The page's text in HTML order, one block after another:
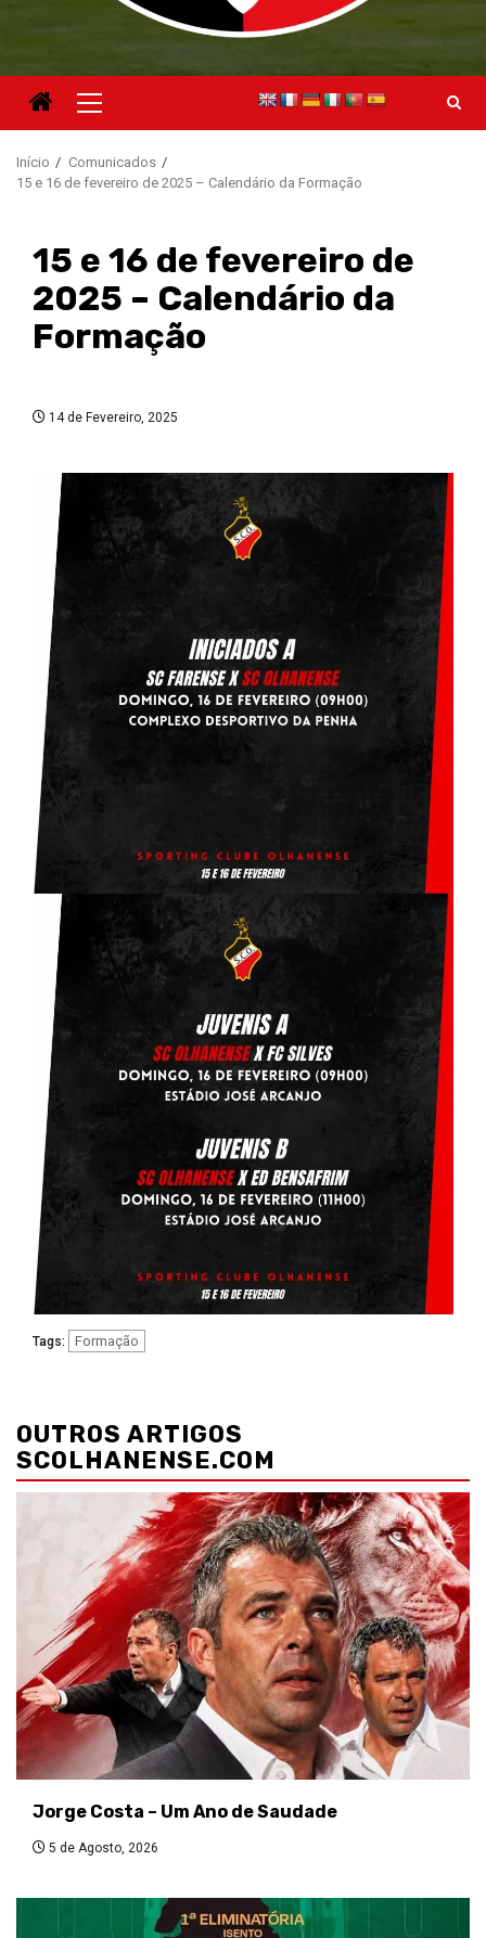
Menu
principal
Início
Comunicados
15 e 16 de fevereiro de 2025 – Calendário da Formação
15 e 16 de fevereiro de
2025 – Calendário da
Formação
14 de Fevereiro, 2025
Tags: Formação
de
artigos
OUTROS ARTIGOS
SCOLHANENSE.COM
Jorge Costa – Um Ano de Saudade
5 de Agosto, 2026